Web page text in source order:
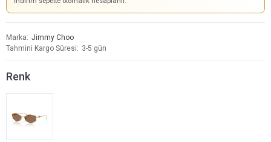
Marka
Jimmy Choo
Tahmini Kargo Süresi
3-5 gün
Renk